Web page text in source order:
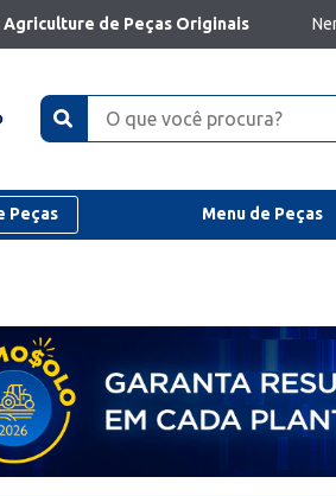
Agriculture de Peças Originais
Peças Menu de Peças